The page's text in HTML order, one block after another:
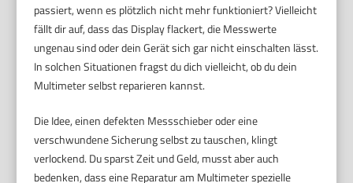
passiert, wenn es plötzlich nicht mehr funktioniert? Vielleicht
fällt dir auf, dass das Display flackert, die Messwerte
ungenau sind oder dein Gerät sich gar nicht einschalten lässt.
In solchen Situationen fragst du dich vielleicht, ob du dein
Multimeter selbst reparieren kannst.
Die Idee, einen defekten Messschieber oder eine
verschwundene Sicherung selbst zu tauschen, klingt
verlockend. Du sparst Zeit und Geld, musst aber auch
bedenken, dass eine Reparatur am Multimeter spezielle